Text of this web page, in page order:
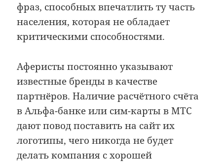
фраз, способных впечатлить ту часть
населения, которая не обладает
критическими способностями.
Аферисты постоянно указывают
известные бренды в качестве
партнёров. Наличие расчётного счёта
в Альфа-банке или сим-карты в МТС
дают повод поставить на сайт их
логотипы, чего никогда не будет
делать компания с хорошей